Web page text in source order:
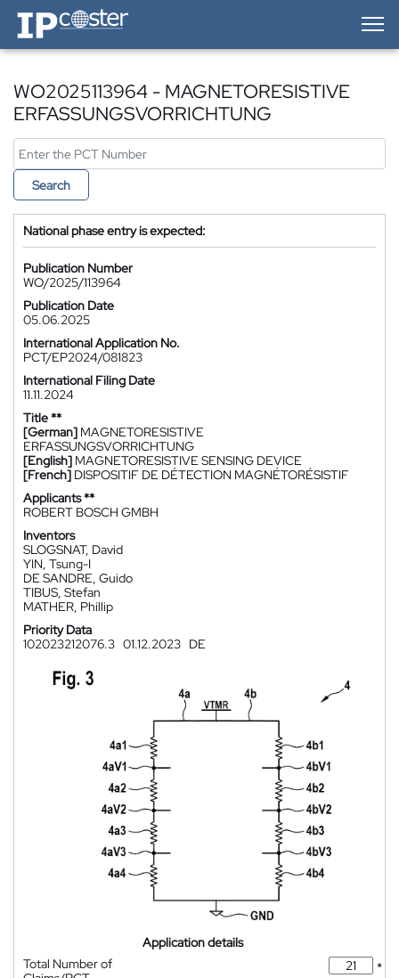
IP-Coster — Home
WO2025113964 - MAGNETORESISTIVE
ERFASSUNGSVORRICHTUNG
Search
National phase entry is expected:
Publication Number
WO/2025/113964
Publication Date
05.06.2025
International Application No.
PCT/EP2024/081823
International Filing Date
11.11.2024
Title **
[German] MAGNETORESISTIVE
ERFASSUNGSVORRICHTUNG
[English] MAGNETORESISTIVE SENSING DEVICE
[French] DISPOSITIF DE DÉTECTION MAGNÉTORÉSISTIF
Applicants **
ROBERT BOSCH GMBH
Inventors
SLOGSNAT, David
YIN, Tsung-I
DE SANDRE, Guido
TIBUS, Stefan
MATHER, Phillip
Priority Data
102023212076.3 01.12.2023 DE
Application details
Total Number of
*